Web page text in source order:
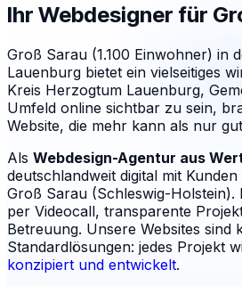
Ihr Webdesigner für
Groß Sarau (1.100 Einwohner) in
Lauenburg bietet ein vielseitiges
Kreis Herzogtum Lauenburg,
Umfeld online sichtbar zu sein,
Website, die mehr kann als nur
Als Webdesign-Agentur aus
deutschlandweit digital mit
Groß Sarau (Schleswig-Holstein).
per Videocall, transparente
Betreuung. Unsere Websites sind
Standardlösungen: jedes Projekt
konzipiert und entwickelt.